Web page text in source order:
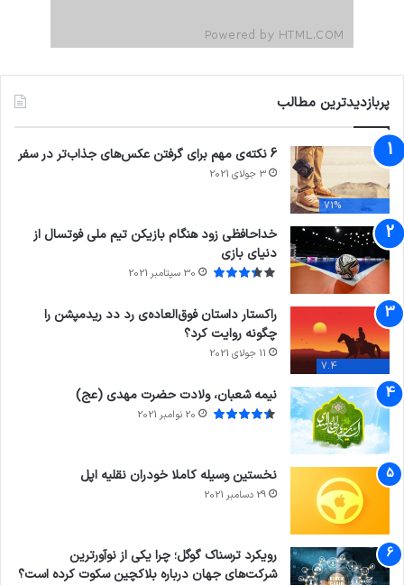
پربازدیدترین مطالب
71%
6 نکته‌ی مهم برای گرفتن عکس‌های جذاب‌تر در سفر
3 جولای 2021
خداحافظی زود هنگام بازیکن تیم ملی فوتسال از
دنیای بازی
30 سپتامبر 2021
7.4
راکستار داستان فوق‌العاده‌ی رد دد ریدمپشن را
چگونه روایت کرد؟
11 جولای 2021
نیمه شعبان، ولادت حضرت مهدی (عج)
20 نوامبر 2021
نخستین وسیله کاملا خودران نقلیه اپل
29 دسامبر 2021
رویکرد ترسناک گوگل؛ چرا یکی از نوآورترین
شرکت‌های جهان درباره بلاکچین سکوت کرده است؟